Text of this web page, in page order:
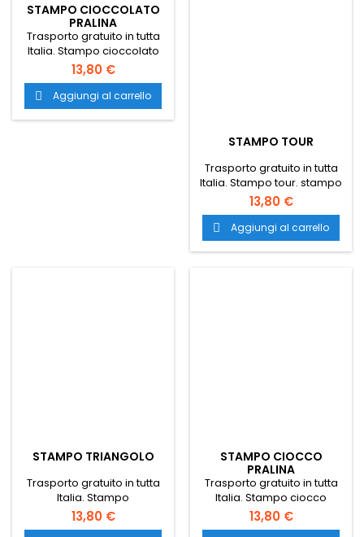
STAMPO CIOCCOLATO
PRALINA
Trasporto gratuito in tutta
Italia. Stampo cioccolato
pralina. stampo
professionale per
pasticceria. stampi nuovi
per pasticceria. stampo
professionale per dolci.
13,80 €
 Aggiungi al carrello
STAMPO TOUR
Trasporto gratuito in tutta
Italia. Stampo tour. stampo
professionale per
pasticceria. stampi nuovi
per pasticceria. stampo
professionale per dolci.
stampo pasticceria nuovo.
13,80 €
 Aggiungi al carrello
STAMPO TRIANGOLO
Trasporto gratuito in tutta
Italia. Stampo
triangolo. stampo
professionale per
13,80 €
STAMPO CIOCCO
PRALINA
Trasporto gratuito in tutta
Italia. Stampo ciocco
pralina. stampo
professionale per
13,80 €